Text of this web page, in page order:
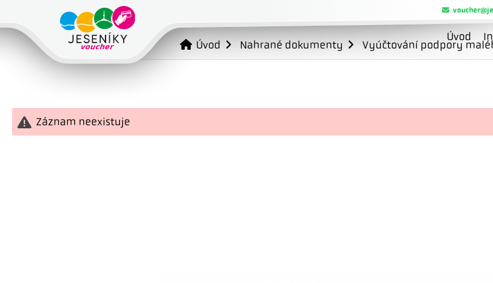
Úvod
Úvod Nahrané dokumenty Vyúčtování podpory
Záznam neexistuje